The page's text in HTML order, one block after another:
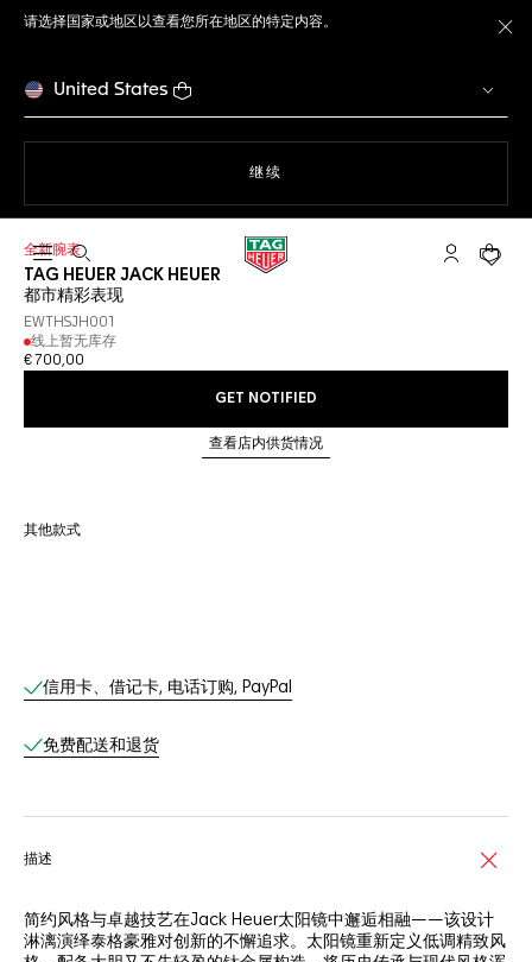
请选择国家或地区以查看您所在地区的特定内容。
United States
继续
打开搜索 My TAG您的
全新腕表
TAG HEUER JACK HEUER
都市精彩表现
EWTHSJH001
线上暂无库存
€ 700,00
GET NOTIFIED
查看店内供货情况
其他款式
线上服务
信用卡、借记卡, 电话订购, PayPal
免费配送和退货
描述
简约风格与卓越技艺在Jack Heuer太阳镜中邂逅相融——该设计
淋漓演绎泰格豪雅对创新的不懈追求。太阳镜重新定义低调精致风